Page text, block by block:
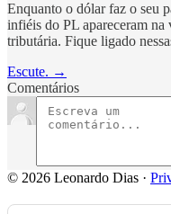
Enquanto o dólar faz o seu
infiéis do PL apareceram na
tributária. Fique ligado
Escute. →
Comentários
© 2026 Leonardo Dias ·